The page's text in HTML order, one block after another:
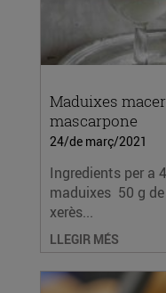
Maduixes
mascarpone
24/de març/2021
Ingredients per a
maduixes 50 g
xerès...
LLEGIR MÉS